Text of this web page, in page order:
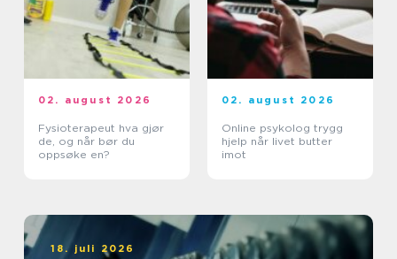
02. august 2026
Fysioterapeut hva gjør
de, og når bør du
oppsøke en?
02. august 2026
Online psykolog trygg
hjelp når livet butter
imot
18. juli 2026